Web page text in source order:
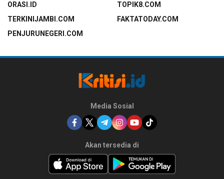
ORASI.ID
TOPIK8.COM
TERKINIJAMBI.COM
FAKTATODAY.COM
PENJURUNEGERI.COM
Media Sosial
Akan tersedia di